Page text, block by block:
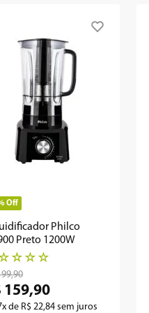
Off
Philco
Preto 1200W
☆ ☆ ☆
,90
159,90
x de R$ 22,84 sem juros